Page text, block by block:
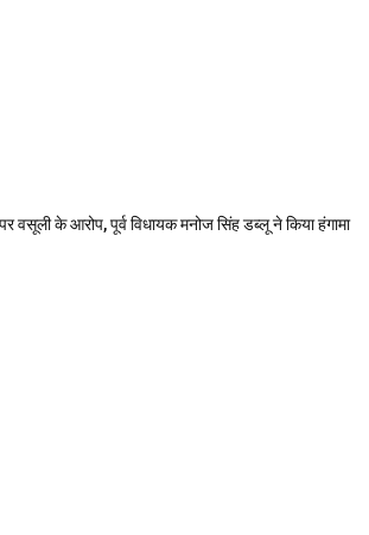
के आरोप, पूर्व विधायक मनोज सिंह डब्लू ने किया हंगामा